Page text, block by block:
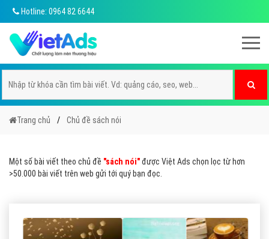
Hotline: 0964 82 6644
Trang chủ Chủ đề sách nói
Một số bài viết theo chủ đề "sách nói"được Việt Ads chọn lọc từ hơn
>50.000 bài viết trên web gửi tới quý bạn đọc.